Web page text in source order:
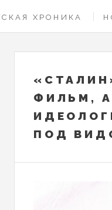
ХРОНИКА
ФИЛЬМ, А
ПОД